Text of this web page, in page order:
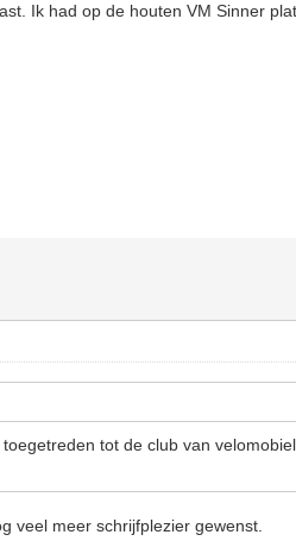
Ik had op de houten VM Sinner
tot de club van
veel meer schrijfplezier gewenst.